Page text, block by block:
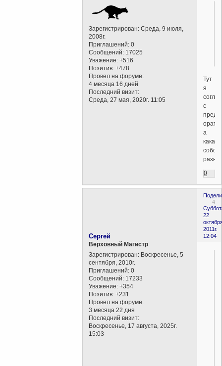
Зарегистрирован: Среда, 9 июля,
2008г.
Приглашений: 0
Сообщений: 17025
Уважение: +516
Позитив: +478
Провел на форуме:
4 месяца 16 дней
Последний визит:
Среда, 27 мая, 2020г. 11:05
Тут
я
с
а
какая,
0
4
22
2011г.
12:04
Сергей
Верховный Магистр
Зарегистрирован: Воскресенье, 5
сентября, 2010г.
Приглашений: 0
Сообщений: 17233
Уважение: +354
Позитив: +231
Провел на форуме:
3 месяца 22 дня
Последний визит:
Воскресенье, 17 августа, 2025г.
15:03